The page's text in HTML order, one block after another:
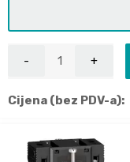
Cijena (bez PDV-a):